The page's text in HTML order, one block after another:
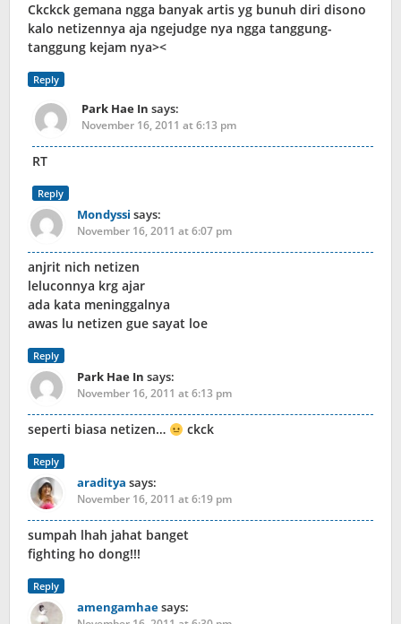
Ckckck gemana ngga banyak artis yg bunuh diri disono
kalo netizennya aja ngejudge nya ngga tanggung-
tanggung kejam nya><
Reply
Park Hae In says:
November 16, 2011 at 6:13 pm
RT
Reply
Mondyssi says:
November 16, 2011 at 6:07 pm
anjrit nich netizen
leluconnya krg ajar
ada kata meninggalnya
awas lu netizen gue sayat loe
Reply
Park Hae In says:
November 16, 2011 at 6:13 pm
seperti biasa netizen… ckck
Reply
araditya says:
November 16, 2011 at 6:19 pm
sumpah lhah jahat banget
fighting ho dong!!!
Reply
amengamhaesays: